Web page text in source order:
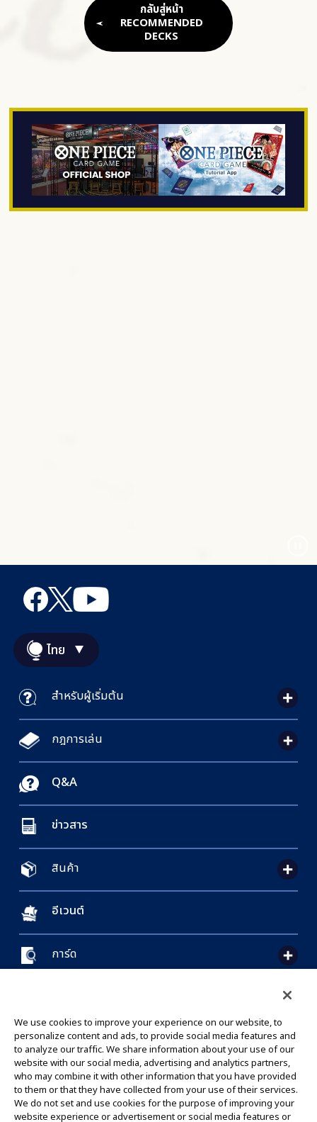
กลับสู่หน้า
RECOMMENDED
DECKS
ไทย
สำหรับผู้เริ่มต้น
กฎการเล่น
Q&A
ข่าวสาร
สินค้า
อีเวนต์
การ์ด
GLOBAL ENTRANCE
©Eiichiro Oda/Shueisha
©Eiichiro Oda/Shueisha, Toei Animation
We use cookies to improve your experience on our website, to
personalize content and ads, to provide social media features and
to analyze our traffic. We share information about your use of our
website with our social media, advertising and analytics partners,
who may combine it with other information that you have provided
to them or that they have collected from your use of their services.
We do not set and use cookies for the purpose of improving your
website experience or advertisement or social media features or